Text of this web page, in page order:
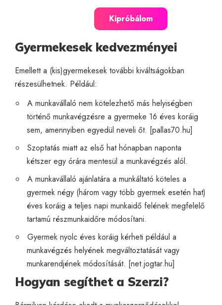
Kipróbálom
Gyermekesek kedvezményei
Emellett a (kis)gyermekesek további kiváltságokban
részesülhetnek. Például:
A munkavállaló nem kötelezhető más helyiségben
történő munkavégzésre a gyermeke 16 éves koráig
sem, amennyiben egyedül neveli őt. [pallas70.hu]
Szoptatás miatt az első hat hónapban naponta
kétszer egy órára mentesül a munkavégzés alól.
A munkavállaló ajánlatára a munkáltató köteles a
gyermek négy (három vagy több gyermek esetén hat)
éves koráig a teljes napi munkaidő felének megfelelő
tartamú részmunkaidőre módosítani.
Gyermek nyolc éves koráig kérheti például a
munkavégzés helyének megváltoztatását vagy
munkarendjének módosítását. [net.jogtar.hu]
Hogyan segíthet a Szerzi?